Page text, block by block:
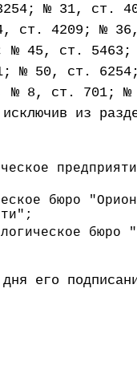
№ 31, ст.
ст. 4209; №
№ 45, ст. 5463;
№ 50, ст.
№ 8, ст. 701;
из
бюро
бюро
его